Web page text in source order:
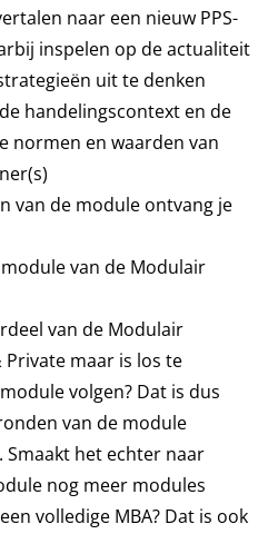
naar een nieuw PPS-
inspelen op de actualiteit
uit te denken
handelingscontext en de
normen en waarden van
van de module ontvang je
van de Modulair
van de Modulair
Private maar is los te
volgen? Dat is dus
van de module
Smaakt het echter naar
nog meer modules
volledige MBA? Dat is ook